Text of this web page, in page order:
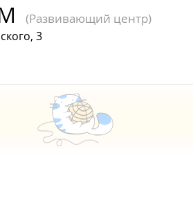
(Развивающий центр)
3